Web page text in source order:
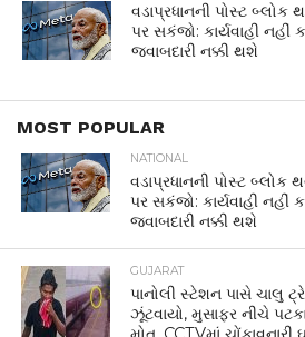
વડાપ્રધાનની પોસ્ટ બ્લોક
પર સકંજો: કાર્યવાહી નહીં
જવાબદારી નક્કી થશે
MOST POPULAR
NATIONAL
વડાપ્રધાનની પોસ્ટ બ્લોક
પર સકંજો: કાર્યવાહી નહીં
જવાબદારી નક્કી થશે
GUJARAT
પાનોલી સ્ટેશન પાસે ચાલુ
ઝૂંટવાયો, મુસાફર નીચે